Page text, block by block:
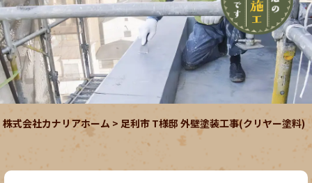
株式会社カナリアホーム >足利市 T様邸 外壁塗装工事(クリヤー塗料)